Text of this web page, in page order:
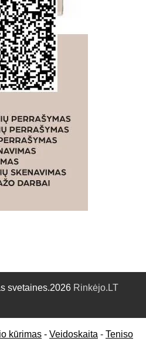
svetaines.2026 Rinkėjo.LT
kūrimas - Veidoskaita - Teniso